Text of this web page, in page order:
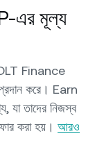
এর মূল্য
DLT Finance
করে। Earn
যা তাদের নিজস্ব
করা হয়। আরও